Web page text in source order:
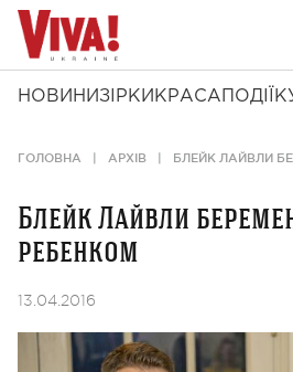
НОВИНИ ЗІРКИ КРАСА ПОДІЇ
ГОЛОВНА АРХІВ БЛЕЙК ЛАЙВЛИ
Блейк Лайвли
ребенком
13.04.2016